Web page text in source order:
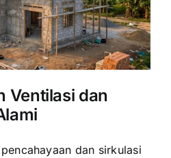
Ventilasi dan
dan sirkulasi